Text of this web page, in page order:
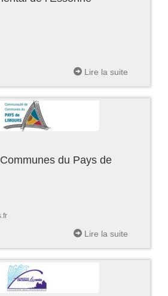
Lire la suite
du Pays de
Lire la suite